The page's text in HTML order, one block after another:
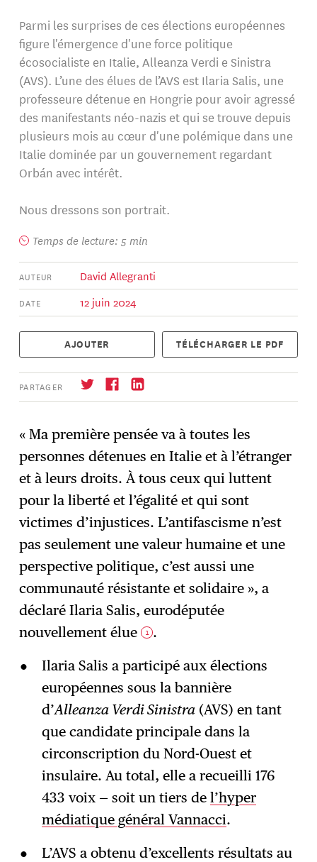
Parmi les surprises de ces élections européennes
figure l'émergence d'une force politique
écosocialiste en Italie, Alleanza Verdi e Sinistra
(AVS). L’une des élues de l’AVS est Ilaria Salis, une
professeure détenue en Hongrie pour avoir agressé
des manifestants néo-nazis et qui se trouve depuis
plusieurs mois au cœur d'une polémique dans une
Italie dominée par un gouvernement regardant
Orbán avec intérêt.
Nous dressons son portrait.
Temps de lecture: 5 min
AUTEUR David Allegranti
DATE 12 juin 2024
AJOUTER TÉLÉCHARGER LE PDF
PARTAGER
→ S'abonner
« Ma première pensée va à toutes les
personnes détenues en Italie et à l’étranger
et à leurs droits. À tous ceux qui luttent
pour la liberté et l’égalité et qui sont
victimes d’injustices. L’antifascisme n’est
pas seulement une valeur humaine et une
perspective politique, c’est aussi une
communauté résistante et solidaire », a
déclaré Ilaria Salis, eurodéputée
nouvellement élue 1 .
Ilaria Salis a participé aux élections
européennes sous la bannière
d’Alleanza Verdi Sinistra(AVS) en tant
que candidate principale dans la
circonscription du Nord-Ouest et
insulaire. Au total, elle a recueilli 176
433 voix — soit un tiers de l’hyper
médiatique général Vannacci.
L’AVS a obtenu d’excellents résultats au